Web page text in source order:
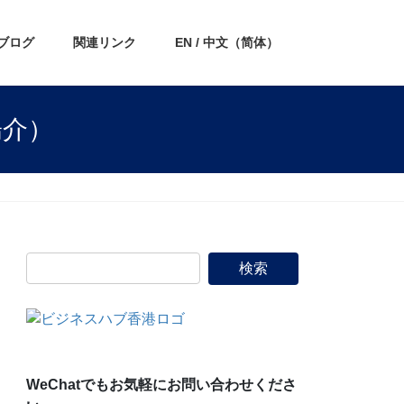
ログ 関連リンク EN / 中文（简体）
）
WeChatでもお気軽にお問い合わせくださ